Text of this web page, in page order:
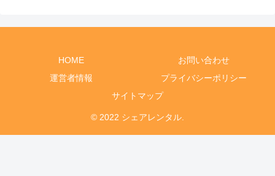
HOME
お問い合わせ
運営者情報
プライバシーポリシー
サイトマップ
© 2022 シェアレンタル.